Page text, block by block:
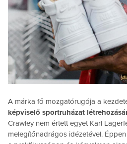
A márka fő mozgatórugója a
képviselő sportruházat
Crawley nem értett egyet Karl
melegítőnadrágos idézetével.